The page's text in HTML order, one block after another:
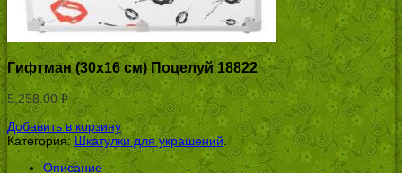
Гифтман (30х16 см) Поцелуй 18822
5,258.00 Р
УБ.
Добавить в корзину
Категория: Шкатулки для украшений
Описание